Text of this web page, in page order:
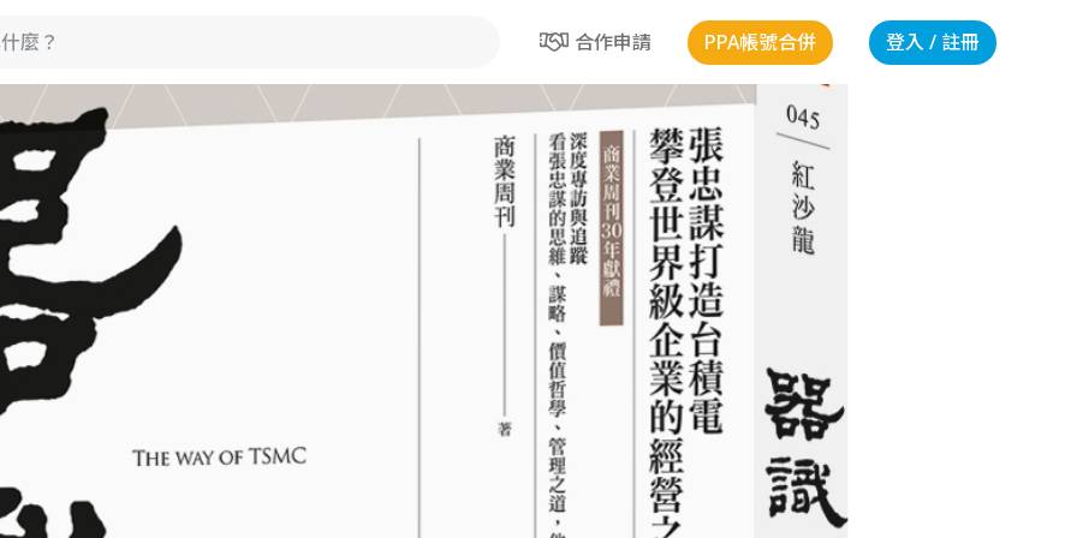
合作申請 PPA帳號合併 登入 / 註冊